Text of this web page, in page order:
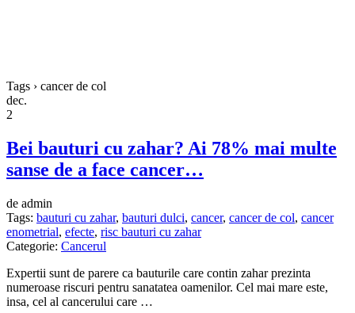
Tags › cancer de col
dec.
2
Bei bauturi cu zahar? Ai 78% mai multe
sanse de a face cancer…
de admin
Tags: bauturi cu zahar, bauturi dulci, cancer, cancer de col, cancer
enometrial, efecte, risc bauturi cu zahar
Categorie: Cancerul
Expertii sunt de parere ca bauturile care contin zahar prezinta
numeroase riscuri pentru sanatatea oamenilor. Cel mai mare este,
insa, cel al cancerului care …